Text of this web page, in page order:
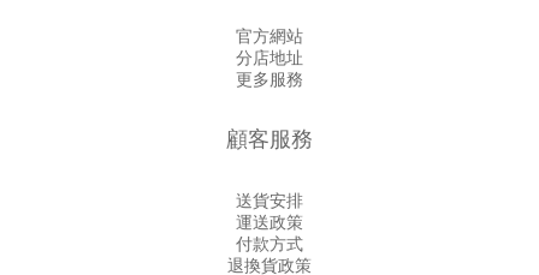
官方網站
分店地址
更多服務
顧客服務
送貨安排
運送政策
付款方式
退換貨政策